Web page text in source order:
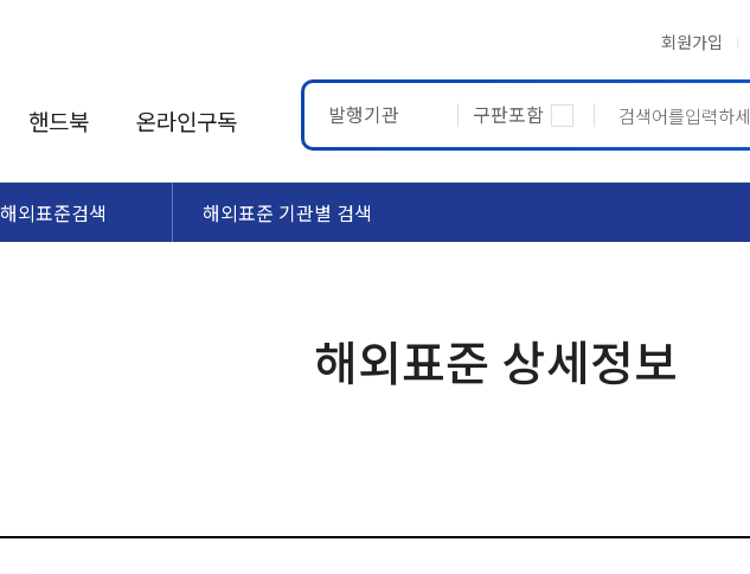
회원가입
핸드북 온라인구독 발행기관 구판포함
해외표준검색 해외표준 기관별 검색
해외표준 상세정보